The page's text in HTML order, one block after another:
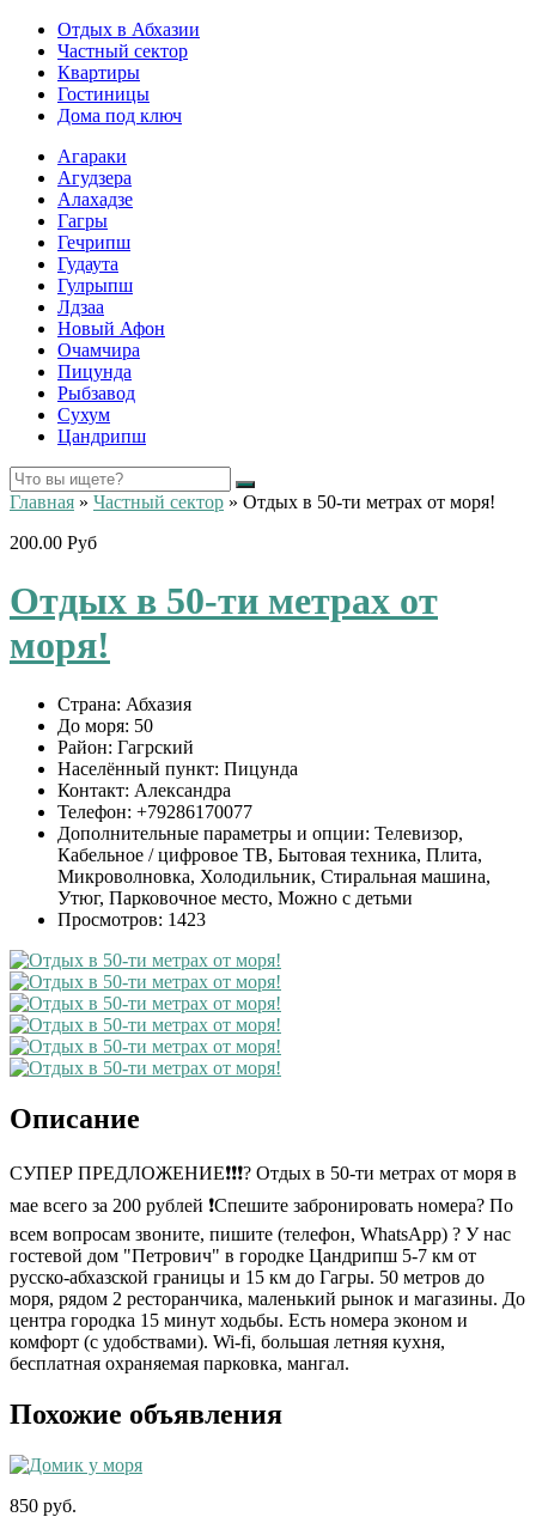
Отдых в Абхазии
Частный сектор
Квартиры
Гостиницы
Дома под ключ
Агараки
Агудзера
Алахадзе
Гагры
Гечрипш
Гудаута
Гулрыпш
Лдзаа
Новый Афон
Очамчира
Пицунда
Рыбзавод
Сухум
Цандрипш
Главная » Частный сектор » Отдых в 50-ти метрах от моря!
200.00 Руб
Отдых в 50-ти метрах от
моря!
Страна: Абхазия
До моря: 50
Район: Гагрский
Населённый пункт: Пицунда
Контакт: Александра
Телефон: +79286170077
Дополнительные параметры и опции: Телевизор,
Кабельное / цифровое ТВ, Бытовая техника, Плита,
Микроволновка, Холодильник, Стиральная машина,
Утюг, Парковочное место, Можно с детьми
Просмотров: 1423
Описание
СУПЕР ПРЕДЛОЖЕНИЕ❗❗❗? Отдых в 50-ти метрах от моря в
мае всего за 200 рублей ❗Спешите забронировать номера? По
всем вопросам звоните, пишите (телефон, WhatsApp) ? У нас
гостевой дом "Петрович" в городке Цандрипш 5-7 км от
русско-абхазской границы и 15 км до Гагры. 50 метров до
моря, рядом 2 ресторанчика, маленький рынок и магазины. До
центра городка 15 минут ходьбы. Есть номера эконом и
комфорт (с удобствами). Wi-fi, большая летняя кухня,
бесплатная охраняемая парковка, мангал.
Похожие объявления
850 руб.